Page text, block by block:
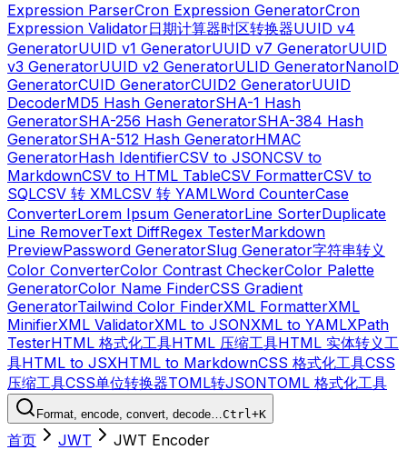
Expression ParserCron Expression GeneratorCron
Expression Validator日期计算器时区转换器UUID v4
GeneratorUUID v1 GeneratorUUID v7 GeneratorUUID
v3 GeneratorUUID v2 GeneratorULID GeneratorNanoID
GeneratorCUID GeneratorCUID2 GeneratorUUID
DecoderMD5 Hash GeneratorSHA-1 Hash
GeneratorSHA-256 Hash GeneratorSHA-384 Hash
GeneratorSHA-512 Hash GeneratorHMAC
GeneratorHash IdentifierCSV to JSONCSV to
MarkdownCSV to HTML TableCSV FormatterCSV to
SQLCSV 转 XMLCSV 转 YAMLWord CounterCase
ConverterLorem Ipsum GeneratorLine SorterDuplicate
Line RemoverText DiffRegex TesterMarkdown
PreviewPassword GeneratorSlug Generator字符串转义
Color ConverterColor Contrast CheckerColor Palette
GeneratorColor Name FinderCSS Gradient
GeneratorTailwind Color FinderXML FormatterXML
MinifierXML ValidatorXML to JSONXML to YAMLXPath
TesterHTML 格式化工具HTML 压缩工具HTML 实体转义工
具HTML to JSXHTML to MarkdownCSS 格式化工具CSS
压缩工具CSS单位转换器TOML转JSONTOML 格式化工具
Format, encode, convert, decode…Ctrl+K
首页 JWT JWT Encoder